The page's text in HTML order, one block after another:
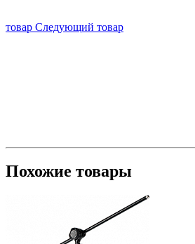
товар Следующий товар
Похожие товары